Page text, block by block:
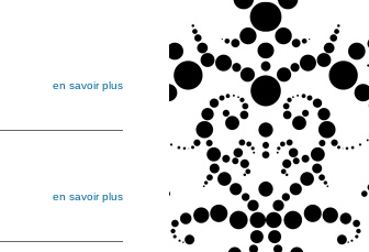
en savoir plus
en savoir plus